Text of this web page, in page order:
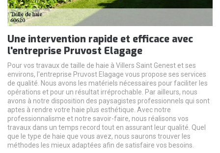
Une intervention rapide et efficace avec
l'entreprise Pruvost Elagage
Pour vos travaux de taille de haie à Villers Saint Genest et ses
environs, l'entreprise Pruvost Elagage vous propose ses services
de qualité. Nous avons les matériels nécessaires pour faciliter les
opérations et pour un résultat irréprochable. Par ailleurs, nous
avons à notre disposition des paysagistes professionnels qui sont
aptes à rendre votre haie plus esthétique. Avec notre
professionnalisme et notre savoir-faire, nous réalisons vos
travaux dans un temps record tout en assurant leur qualité. Quel
que le type de haie que vous avez, nous saurons trouver les
méthodes les mieux adaptées afin de satisfaire vos besoins.